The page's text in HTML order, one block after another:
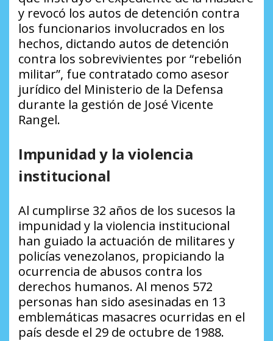
y revocó los autos de detención contra
los funcionarios involucrados en los
hechos, dictando autos de detención
contra los sobrevivientes por “rebelión
militar”, fue contratado como asesor
jurídico del Ministerio de la Defensa
durante la gestión de José Vicente
Rangel.
Impunidad y la violencia
institucional
Al cumplirse 32 años de los sucesos la
impunidad y la violencia institucional
han guiado la actuación de militares y
policías venezolanos, propiciando la
ocurrencia de abusos contra los
derechos humanos. Al menos 572
personas han sido asesinadas en 13
emblemáticas masacres ocurridas en el
país desde el 29 de octubre de 1988.